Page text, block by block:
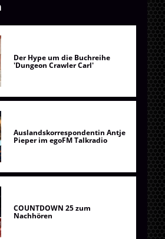
Der Hype um die Buchreihe
'Dungeon Crawler Carl'
Auslandskorrespondentin Antje
Pieper im egoFM Talkradio
COUNTDOWN 25 zum
Nachhören